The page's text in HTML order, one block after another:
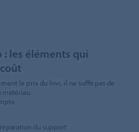
: les éléments qui
le prix du lino, il ne suffit pas de
matériau.
:
du support